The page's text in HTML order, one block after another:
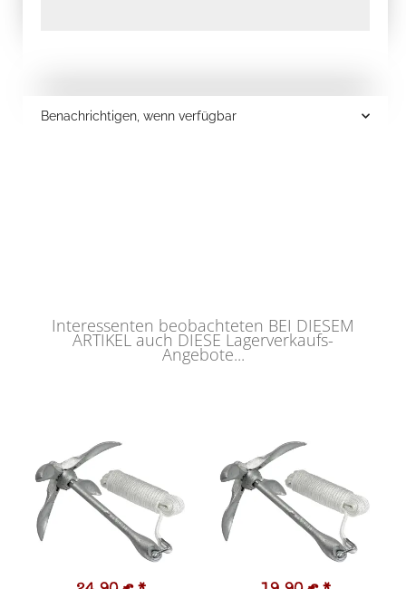
Benachrichtigen, wenn verfügbar
Interessenten beobachteten BEI DIESEM
ARTIKEL auch DIESE Lagerverkaufs-
Angebote...